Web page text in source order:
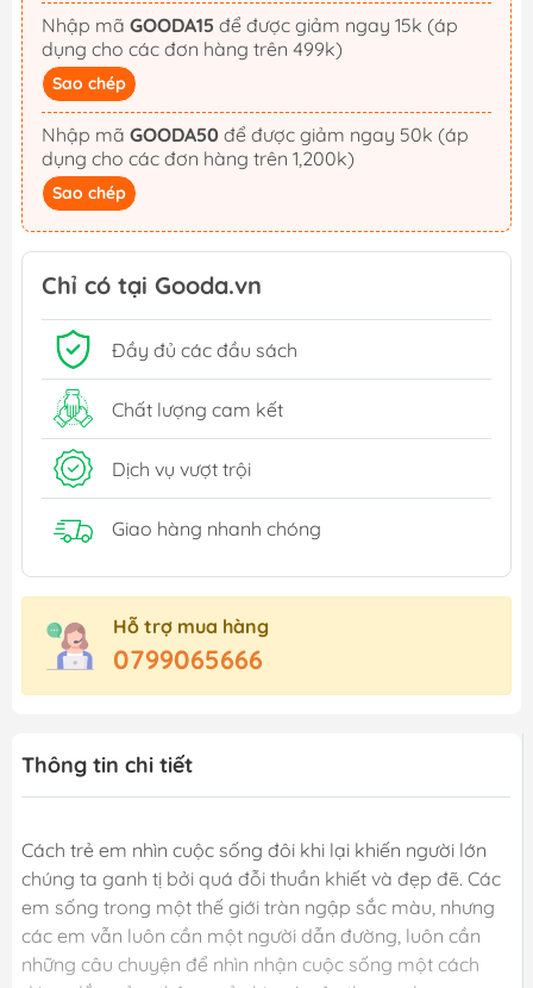
Nhập mã GOODA15
dụng cho các đơn hàng trên 499k)
Sao chép
Nhập mã GOODA50
dụng cho các đơn hàng trên 1,200k)
Sao chép
Chỉ có tại Gooda.vn
Đầy đủ các đầu sách
Chất lượng cam kết
Dịch vụ vượt trội
Giao hàng nhanh chóng
Hỗ trợ mua hàng
0799065666
Thông tin chi tiết
Cách trẻ em nhìn cuộc sống đôi khi lại khiến người lớn
chúng ta ganh tị bởi quá đỗi thuần khiết và đẹp đẽ. Các
em sống trong một thế giới tràn ngập sắc màu, nhưng
các em vẫn luôn cần một người dẫn đường, luôn cần
những câu chuyện để nhìn nhận cuộc sống một cách